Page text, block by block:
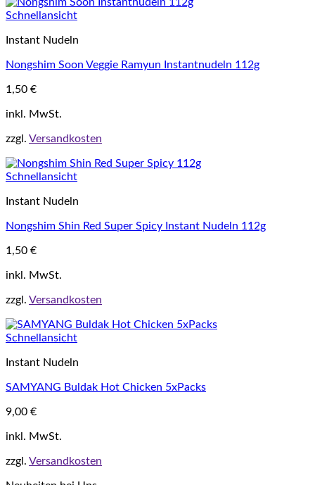
Schnellansicht
Instant Nudeln
Nongshim Soon Veggie Ramyun Instantnudeln 112g
1,50 €
inkl. MwSt.
zzgl. Versandkosten
Schnellansicht
Instant Nudeln
Nongshim Shin Red Super Spicy Instant Nudeln 112g
1,50 €
inkl. MwSt.
zzgl. Versandkosten
Schnellansicht
Instant Nudeln
SAMYANG Buldak Hot Chicken 5xPacks
9,00 €
inkl. MwSt.
zzgl. Versandkosten